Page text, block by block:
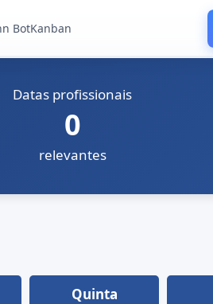
BotKanban
Datas profissionais
0
relevantes
Quinta